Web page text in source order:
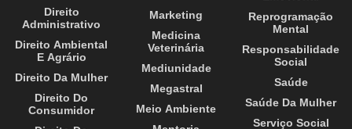
Direito
Administrativo
Direito Ambiental
E Agrário
Direito Da Mulher
Direito Do
Consumidor
Marketing
Medicina
Veterinária
Mediunidade
Megastral
Meio Ambiente
Reprogramação
Mental
Responsabilidade
Social
Saúde
Saúde Da Mulher
Serviço Social